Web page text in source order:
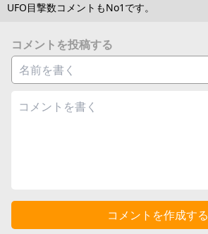
UFO目撃数コメントもNo1です。
コメントを投稿する
コメントを作成する